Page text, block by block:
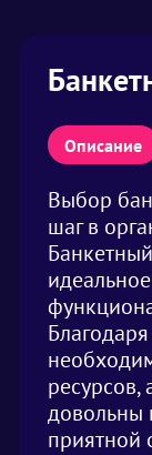
Описание
Выбор
шаг в
ресурсов,
довольны
приятной